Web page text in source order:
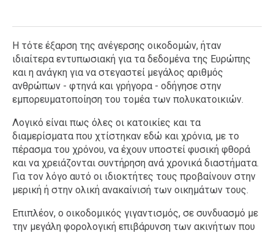
Η τότε έξαρση της ανέγερσης οικοδομών, ήταν
ιδιαίτερα εντυπωσιακή για τα δεδομένα της Ευρώπης
και η ανάγκη για να στεγαστεί μεγάλος αριθμός
ανθρώπων - φτηνά και γρήγορα - οδήγησε στην
εμπορευματοποίηση του τομέα των πολυκατοικιών.
Λογικό είναι πως όλες οι κατοικίες και τα
διαμερίσματα που χτίστηκαν εδώ και χρόνια, με το
πέρασμα του χρόνου, να έχουν υποστεί φυσική φθορά
και να χρειάζονται συντήρηση ανά χρονικά διαστήματα.
Για τον λόγο αυτό οι ιδιοκτήτες τους προβαίνουν στην
μερική ή στην ολική ανακαίνισή των οικημάτων τους.
Επιπλέον, ο οικοδομικός γιγαντισμός, σε συνδυασμό με
την μεγάλη φορολογική επιβάρυνση των ακινήτων που